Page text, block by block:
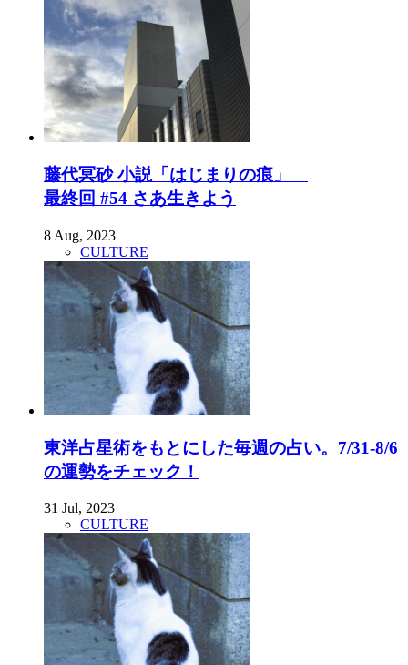
藤代冥砂 小説「はじまりの痕」
最終回 #54 さあ生きよう
8 Aug, 2023
CULTURE
東洋占星術をもとにした毎週の占い。7/31-8/6
の運勢をチェック！
31 Jul, 2023
CULTURE